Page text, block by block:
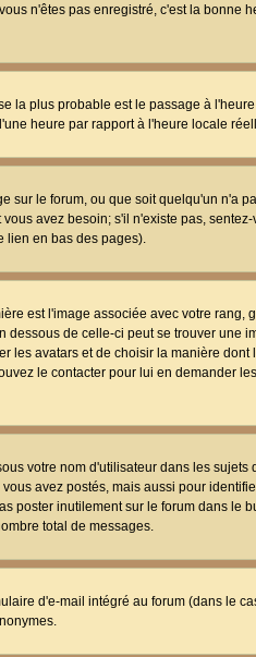
n'êtes pas enregistré, c'est la bonne
la plus probable est le passage à
heure par rapport à l'heure locale
le forum, ou que soit quelqu'un n'a
avez besoin; s'il n'existe pas,
lien en bas des pages).
est l'image associée avec votre rang,
de celle-ci peut se trouver une
avatars et de choisir la manière
le contacter pour lui en demander
votre nom d'utilisateur dans les
avez postés, mais aussi pour
poster inutilement sur le forum dans le
total de messages.
d'e-mail intégré au forum (dans le